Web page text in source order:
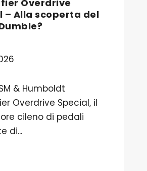
Overdrive
– Alla scoperta del
& Humboldt
Overdrive Special, il
cileno di pedali
di...